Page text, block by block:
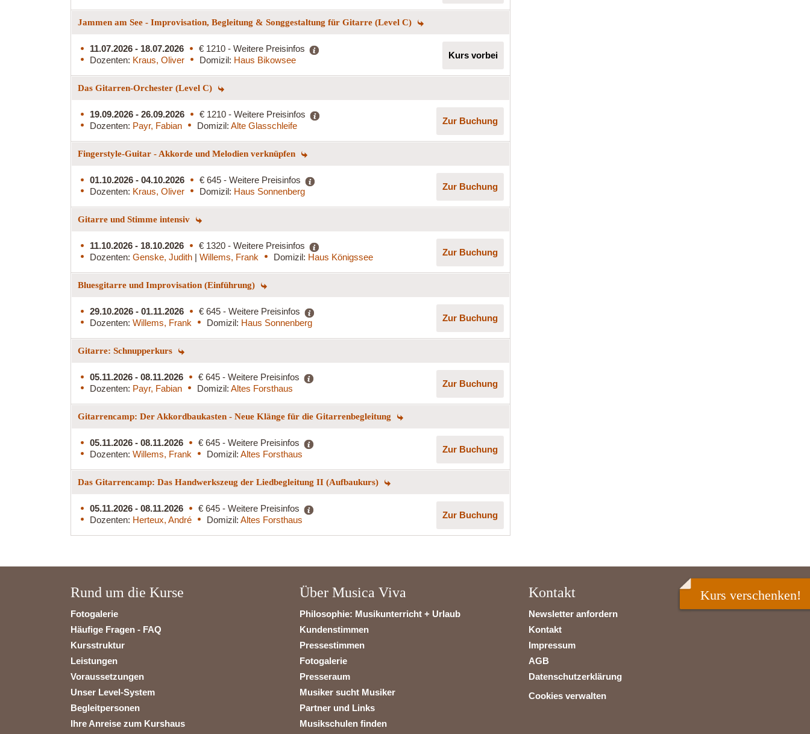
Jammen am See - Improvisation, Begleitung & Songgestaltung für Gitarre (Level C)
11.07.2026 - 18.07.2026
€ 1210 - Weitere Preisinfos
Dozenten: Kraus, Oliver Domizil: Haus Bikowsee Kurs vorbei
Das Gitarren-Orchester (Level C)
19.09.2026 - 26.09.2026
€ 1210 - Weitere Preisinfos
Dozenten: Payr, Fabian Domizil: Alte Glasschleife Zur Buchung
Fingerstyle-Guitar - Akkorde und Melodien verknüpfen
01.10.2026 - 04.10.2026
€ 645 - Weitere Preisinfos
Dozenten: Kraus, Oliver Domizil: Haus Sonnenberg Zur Buchung
Gitarre und Stimme intensiv
11.10.2026 - 18.10.2026
€ 1320 - Weitere Preisinfos
Dozenten: Genske, Judith | Willems, Frank Domizil: Haus Königssee Zur Buchung
Bluesgitarre und Improvisation (Einführung)
29.10.2026 - 01.11.2026
€ 645 - Weitere Preisinfos
Dozenten: Willems, Frank Domizil: Haus Sonnenberg Zur Buchung
Gitarre: Schnupperkurs
05.11.2026 - 08.11.2026
€ 645 - Weitere Preisinfos
Dozenten: Payr, Fabian Domizil: Altes Forsthaus Zur Buchung
Gitarrencamp: Der Akkordbaukasten - Neue Klänge für die Gitarrenbegleitung
05.11.2026 - 08.11.2026
€ 645 - Weitere Preisinfos
Dozenten: Willems, Frank Domizil: Altes Forsthaus Zur Buchung
Das Gitarrencamp: Das Handwerkszeug der Liedbegleitung II (Aufbaukurs)
05.11.2026 - 08.11.2026
€ 645 - Weitere Preisinfos
Dozenten: Herteux, André Domizil: Altes Forsthaus Zur Buchung
Rund um die Kurse
Fotogalerie
Häufige Fragen - FAQ
Kursstruktur
Leistungen
Voraussetzungen
Unser Level-System
Begleitpersonen
Ihre Anreise zum Kurshaus
Über Musica Viva
Philosophie: Musikunterricht + Urlaub
Kundenstimmen
Pressestimmen
Fotogalerie
Presseraum
Musiker sucht Musiker
Partner und Links
Musikschulen finden
Kontakt
Newsletter anfordern
Kontakt
Impressum
AGB
Datenschutzerklärung
Cookies verwalten
Kurs verschenken!